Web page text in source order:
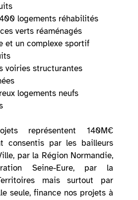
logements réhabilités
verts réaménagés
et un complexe sportif
voiries structurantes
logements neufs
représentent 140M€
consentis par les bailleurs
par la Région Normandie,
Seine-Eure, par la
mais surtout par
seule, finance nos projets à